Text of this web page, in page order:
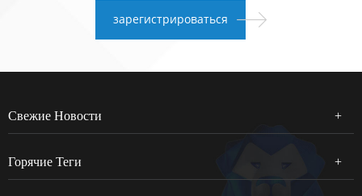
Свежие Новости
Горячие Теги